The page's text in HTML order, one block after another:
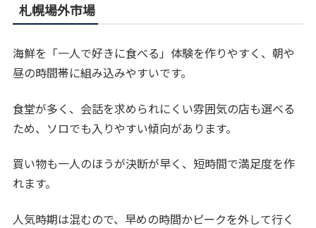
札幌場外市場
海鮮を「一人で好きに食べる」体験を作りやすく、朝や
昼の時間帯に組み込みやすいです。
食堂が多く、会話を求められにくい雰囲気の店も選べる
ため、ソロでも入りやすい傾向があります。
買い物も一人のほうが決断が早く、短時間で満足度を作
れます。
人気時期は混むので、早めの時間かピークを外して行く